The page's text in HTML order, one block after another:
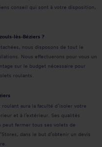
conseil qui sont à votre disposition,
lès-Béziers ?
nous disposons de tout le
Nous effectuerons pour vous un
sur le budget nécessaire pour
roulants.
aura la faculté d’isoler votre
et à l’extérieur. Ses qualités
peut fermer tous ses volets de
dans le but d’obtenir un devis